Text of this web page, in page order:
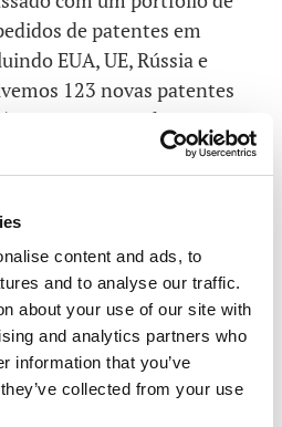
content and ads, to
and to analyse our traffic.
about your use of our site with
and analytics partners who
information that you’ve
collected from your use
de patentes em
EUA, UE, Rússia e
123 novas patentes
Rússia – 37; China – 24;
58 pedidos de patente. Mas
apenas na quantidade.
obtivemos patentes
alguns países – 100%!),
para as empresas está
galera!
patentes está mais ou